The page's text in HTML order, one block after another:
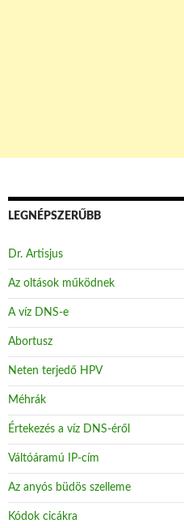
LEGNÉPSZERŰBB
Dr. Artisjus
Az oltások működnek
A víz DNS-e
Abortusz
Neten terjedő HPV
Méhrák
Értekezés a víz DNS-éről
Váltóáramú IP-cím
Az anyós büdös szelleme
Kódok cicákra